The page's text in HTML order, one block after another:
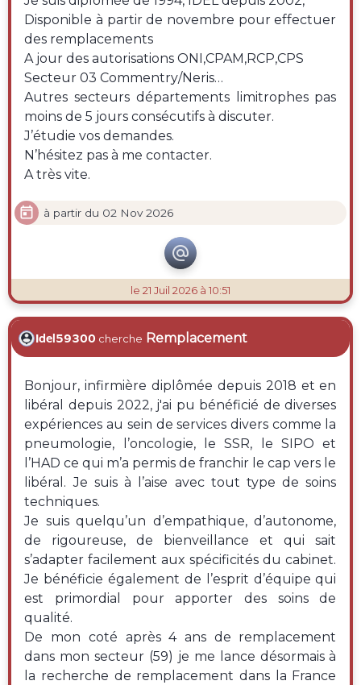
Disponible à partir de novembre pour effectuer
des remplacements
A jour des autorisations ONI,CPAM,RCP,CPS
Secteur 03 Commentry/Neris…
Autres secteurs départements limitrophes pas
moins de 5 jours consécutifs à discuter.
J’étudie vos demandes.
N’hésitez pas à me contacter.
A très vite.
 à partir du 02 Nov 2026

le 21 Juil 2026 à 10:51
Idel59300 cherche Remplacement
Bonjour, infirmière diplômée depuis 2018 et en
libéral depuis 2022, j'ai pu bénéficié de diverses
expériences au sein de services divers comme la
pneumologie, l’oncologie, le SSR, le SIPO et
l’HAD ce qui m’a permis de franchir le cap vers le
libéral. Je suis à l’aise avec tout type de soins
techniques.
Je suis quelqu’un d’empathique, d’autonome,
de rigoureuse, de bienveillance et qui sait
s’adapter facilement aux spécificités du cabinet.
Je bénéficie également de l’esprit d’équipe qui
est primordial pour apporter des soins de
qualité.
De mon coté après 4 ans de remplacement
dans mon secteur (59) je me lance désormais à
la recherche de remplacement dans la France